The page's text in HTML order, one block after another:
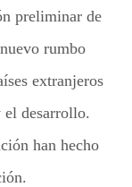
preliminar de
rumbo
extranjeros
desarrollo.
han hecho